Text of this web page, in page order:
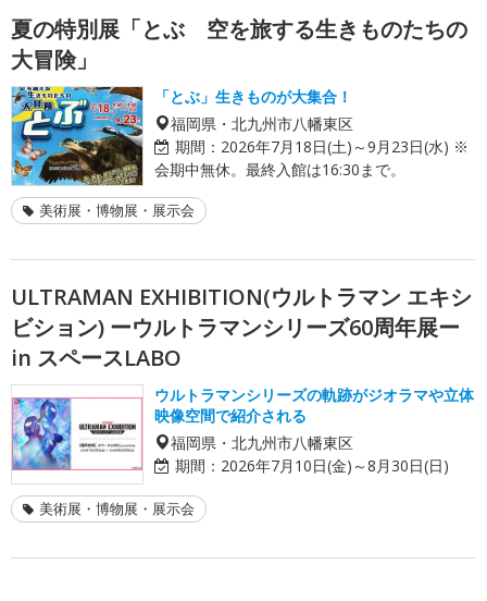
夏の特別展「とぶ 空を旅する生きものたちの
大冒険」
「とぶ」生きものが大集合！
福岡県・北九州市八幡東区
期間： 2026年7月18日(土)～9月23日(水) ※
会期中無休。最終入館は16:30まで。
美術展・博物展・展示会
ULTRAMAN EXHIBITION(ウルトラマン エキシ
ビション) ーウルトラマンシリーズ60周年展ー
in スペースLABO
ウルトラマンシリーズの軌跡がジオラマや立体
映像空間で紹介される
福岡県・北九州市八幡東区
期間： 2026年7月10日(金)～8月30日(日)
美術展・博物展・展示会